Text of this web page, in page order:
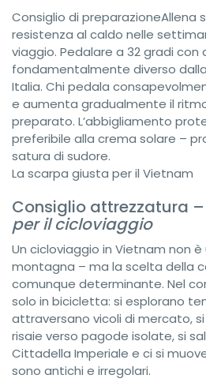
Consiglio di preparazioneAllena
resistenza al caldo nelle
viaggio. Pedalare a 32 gradi
fondamentalmente diverso
Italia. Chi pedala
e aumenta gradualmente il
preparato. L’abbigliamento
preferibile alla crema solare –
satura di sudore.
La scarpa giusta per il Vietnam
Consiglio attrezzatura –
per il cicloviaggio
Un cicloviaggio in Vietnam non
montagna – ma la scelta della
comunque determinante. Nel
solo in bicicletta: si esplorano
attraversano vicoli di mercato,
risaie verso pagode isolate, si
Cittadella Imperiale e ci si
sono antichi e irregolari.